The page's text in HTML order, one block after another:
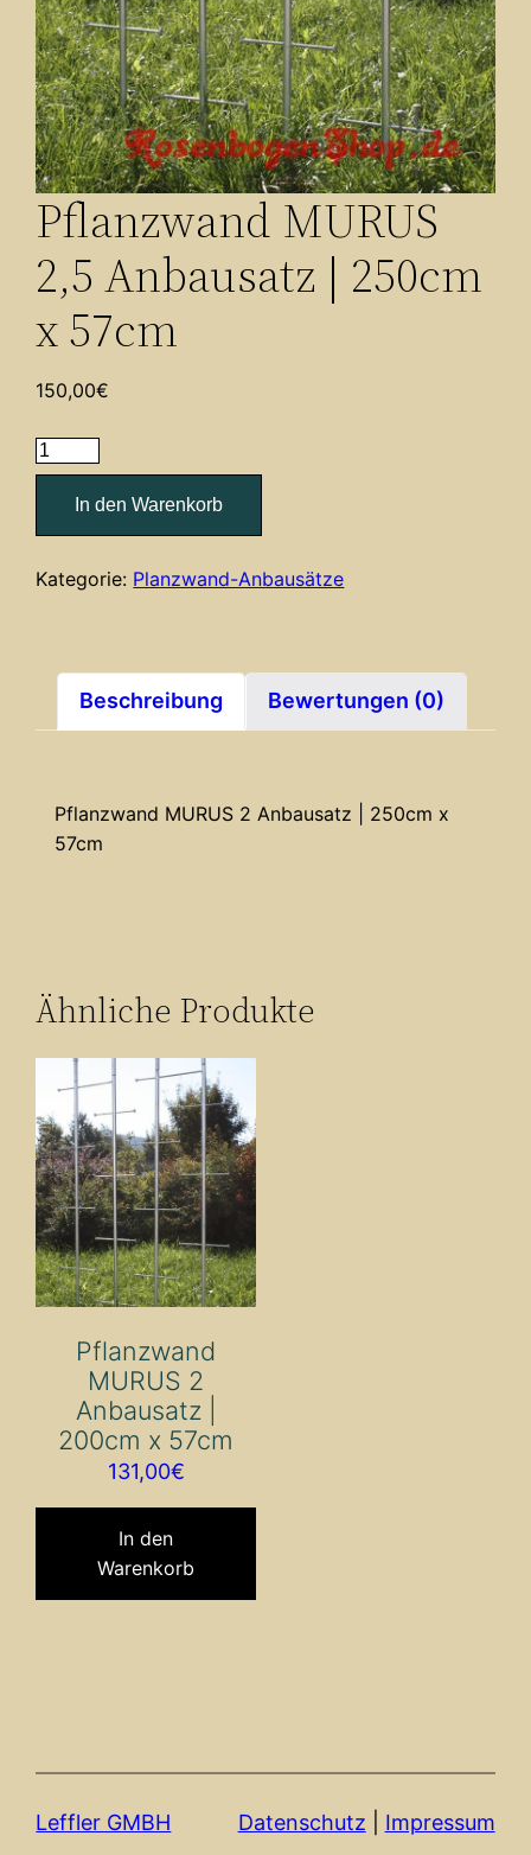
Pflanzwand MURUS
2,5 Anbausatz | 250cm
x 57cm
150,00€
Pflanzwand
MURUS
Anbausatz
|
250cm
In den Warenkorb
Kategorie: Planzwand-Anbausätze
Beschreibung Bewertungen (0)
Pflanzwand MURUS 2 Anbausatz | 250cm x
57cm
Ähnliche Produkte
Pflanzwand
MURUS 2
Anbausatz |
200cm x 57cm
131,00€
In den
Warenkorb
Leffler GMBH Datenschutz Impressum